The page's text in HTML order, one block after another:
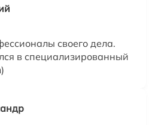
своего дела.
в специализированный